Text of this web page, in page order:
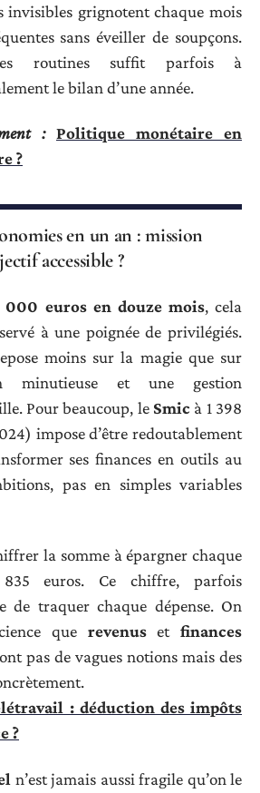
invisibles grignotent chaque mois
sans éveiller de soupçons.
routines suffit parfois à
le bilan d’une année.
: Politique monétaire en
?
en un an : mission
accessible ?
000 euros en douze mois, cela
à une poignée de privilégiés.
moins sur la magie que sur
minutieuse et une gestion
Pour beaucoup, le Smic à 1 398
impose d’être redoutablement
ses finances en outils au
pas en simples variables
la somme à épargner chaque
euros. Ce chiffre, parfois
de traquer chaque dépense. On
que revenusetfinances
pas de vagues notions mais des
: déduction des impôts
?
n’est jamais aussi fragile qu’on le